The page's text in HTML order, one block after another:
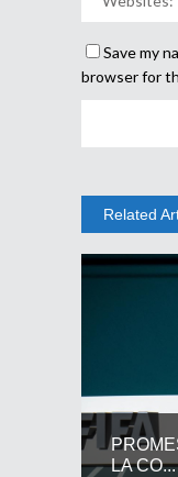
Save my
browser for
Related
LA CO...